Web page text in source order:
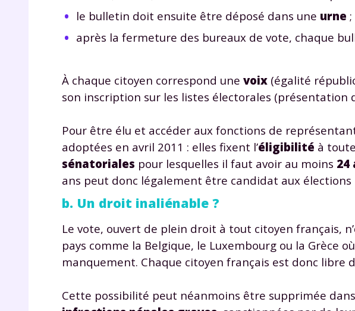
le bulletin doit ensuite être déposé dans une urne ;
après la fermeture des bureaux de vote, chaque
À chaque citoyen correspond une voix (égalité
son inscription sur les listes électorales (présentation
Pour être élu et accéder aux fonctions de
adoptées en avril 2011 : elles fixent l’éligibilité à
sénatoriales pour lesquelles il faut avoir au moins 24
ans peut donc légalement être candidat aux
b. Un droit inaliénable ?
Le vote, ouvert de plein droit à tout citoyen français,
pays comme la Belgique, le Luxembourg ou la Grèce
manquement. Chaque citoyen français est donc libre
Cette possibilité peut néanmoins être supprimée
notre charte.